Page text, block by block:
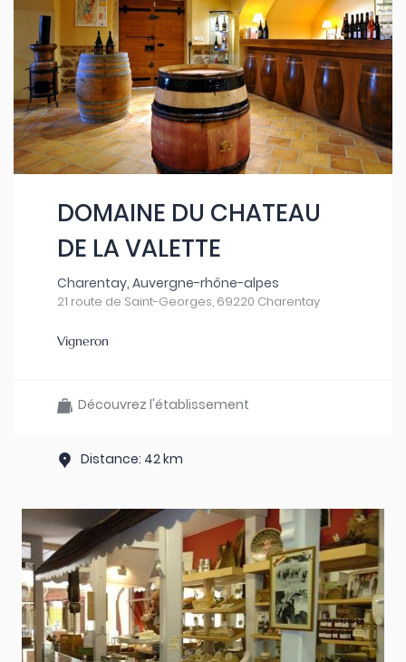
DOMAINE DU CHATEAU
DE LA VALETTE
Charentay, Auvergne-rhône-alpes
21 route de Saint-Georges, 69220 Charentay
Vigneron
Découvrez l'établissement
Distance: 42 km